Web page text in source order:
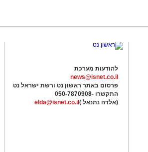
להודעות מערכת
news@isnet.co.il
פרסום באתר ראשון נט ורשת ישראל נט
התקשרו -050-7870908
(אלדה נתנאל ) elda@isnet.co.il